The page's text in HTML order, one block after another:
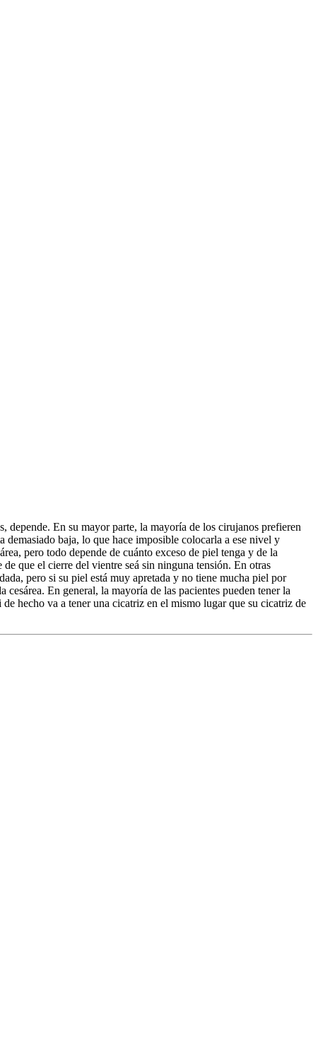
depende. En su mayor parte, la mayoría de los cirujanos prefieren
demasiado baja, lo que hace imposible colocarla a ese nivel y
pero todo depende de cuánto exceso de piel tenga y de la
que el cierre del vientre seá sin ninguna tensión. En otras
pero si su piel está muy apretada y no tiene mucha piel por
En general, la mayoría de las pacientes pueden tener la
hecho va a tener una cicatriz en el mismo lugar que su cicatriz de